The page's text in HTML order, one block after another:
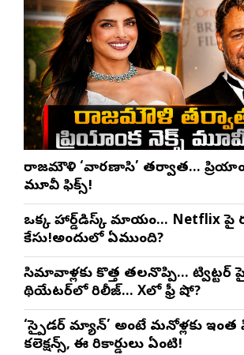
రాజమౌళి ‘వారణాసి’ తర్వాత…
మూవీ ఫిక్స్!
ఒక్క హార్డ్‌డిస్క్ మాయం… Netflix పై
కేసు!అందులో ఏముంది?
సినిమావాళ్లకు కొత్త తలనొప్పి… ట్విట్టర్
థియేటర్‌లో రిలీజ్… Xలో ఫ్రీ షో?
‘స్పైడర్ మ్యాన్’ అంటే మనోళ్లకు
కలెక్షన్స్, ఈ రికార్డులు ఏంటి!